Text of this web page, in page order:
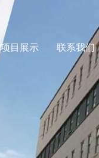
项目展示 联系我们